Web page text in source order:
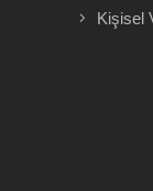
Kişisel